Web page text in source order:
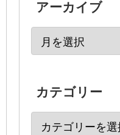
アーカイブ
カテゴリー